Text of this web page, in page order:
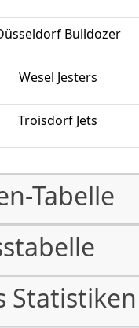
Bulldozer
Wesel Jesters
Troisdorf Jets
Tabelle
Statistiken